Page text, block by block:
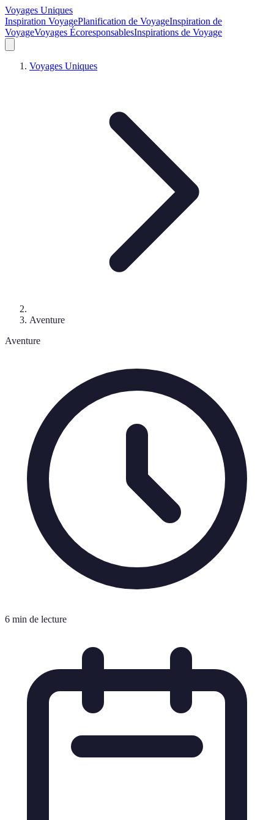
Voyages Uniques
Inspiration VoyagePlanification de VoyageInspiration de
VoyageVoyages ÉcoresponsablesInspirations de Voyage
Voyages Uniques
Aventure
Aventure
6 min de lecture